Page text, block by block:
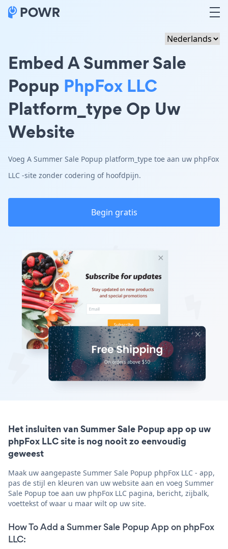
Embed A Summer Sale
Popup PhpFox LLC
Platform_type Op Uw
Website
Voeg A Summer Sale Popup platform_type toe aan uw phpFox
LLC -site zonder codering of hoofdpijn.
Begin gratis
Het insluiten van Summer Sale Popup app op uw
phpFox LLC site is nog nooit zo eenvoudig
geweest
Maak uw aangepaste Summer Sale Popup phpFox LLC - app,
pas de stijl en kleuren van uw website aan en voeg Summer
Sale Popup toe aan uw phpFox LLC pagina, bericht, zijbalk,
voettekst of waar u maar wilt op uw site.
How To Add a Summer Sale Popup App on phpFox
LLC: